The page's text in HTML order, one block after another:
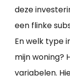
deze
een flinke
En welk type
mijn woning?
variabelen.